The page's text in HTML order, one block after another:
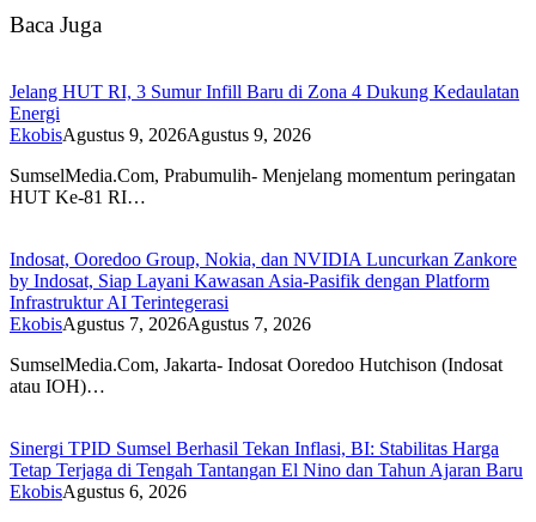
Baca Juga
Jelang HUT RI, 3 Sumur Infill Baru di Zona 4 Dukung Kedaulatan
Energi
EkobisAgustus 9, 2026Agustus 9, 2026
SumselMedia.Com, Prabumulih- Menjelang momentum peringatan
HUT Ke-81 RI…
Indosat, Ooredoo Group, Nokia, dan NVIDIA Luncurkan Zankore
by Indosat, Siap Layani Kawasan Asia-Pasifik dengan Platform
Infrastruktur AI Terintegerasi
EkobisAgustus 7, 2026Agustus 7, 2026
SumselMedia.Com, Jakarta- Indosat Ooredoo Hutchison (Indosat
atau IOH)…
Sinergi TPID Sumsel Berhasil Tekan Inflasi, BI: Stabilitas Harga
Tetap Terjaga di Tengah Tantangan El Nino dan Tahun Ajaran Baru
EkobisAgustus 6, 2026